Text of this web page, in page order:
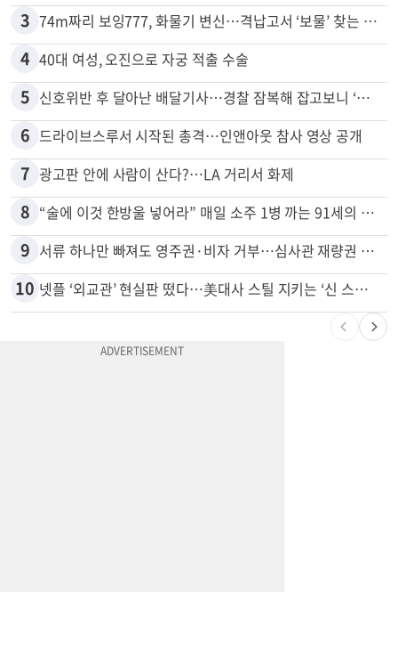
3 74m짜리 보잉777, 화물기 변신…격납고서 ‘보물’ 찾는 인천공항
4 40대 여성, 오진으로 자궁 적출 수술
5 신호위반 후 달아난 배달기사…경찰 잠복해 잡고보니 ‘반전’
6 드라이브스루서 시작된 총격…인앤아웃 참사 영상 공개
7 광고판 안에 사람이 산다?…LA 거리서 화제
8 “술에 이것 한방울 넣어라” 매일 소주 1병 까는 91세의 철칙
9 서류 하나만 빠져도 영주권·비자 거부…심사관 재량권 대폭 확대
10 넷플 ‘외교관’ 현실판 떴다…美대사 스틸 지키는 ‘신 스틸러’